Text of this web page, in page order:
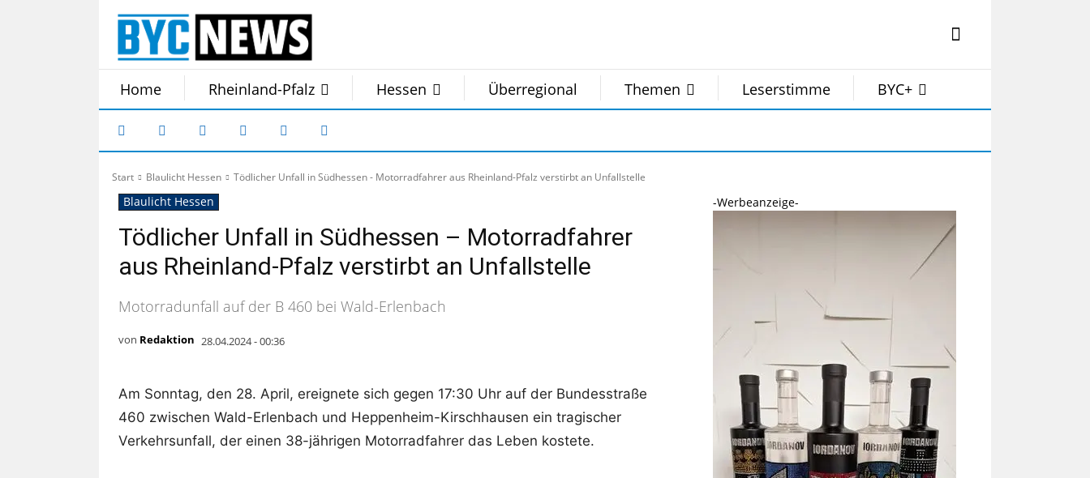
Home Rheinland-Pfalz Hessen Überregional Themen Leserstimme BYC+
Start Blaulicht Hessen Tödlicher Unfall in Südhessen - Motorradfahrer aus Rheinland-Pfalz verstirbt an Unfallstelle
Blaulicht Hessen
Tödlicher Unfall in Südhessen – Motorradfahrer
aus Rheinland-Pfalz verstirbt an Unfallstelle
Motorradunfall auf der B 460 bei Wald-Erlenbach
von Redaktion 28.04.2024 - 00:36
Am Sonntag, den 28. April, ereignete sich gegen 17:30 Uhr auf der Bundesstraße
460 zwischen Wald-Erlenbach und Heppenheim-Kirschhausen ein tragischer
Verkehrsunfall, der einen 38-jährigen Motorradfahrer das Leben kostete.
-Werbeanzeige-